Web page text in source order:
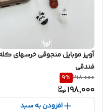
آویز موبایل منجوقی خرسهای
فندقی
218,000
9%
198,000
افزودن به سبد